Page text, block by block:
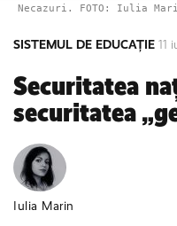
Necazuri. FOTO: Iulia
SISTEMUL DE EDUCAȚIE 11
Securitatea
securitatea
Iulia Marin